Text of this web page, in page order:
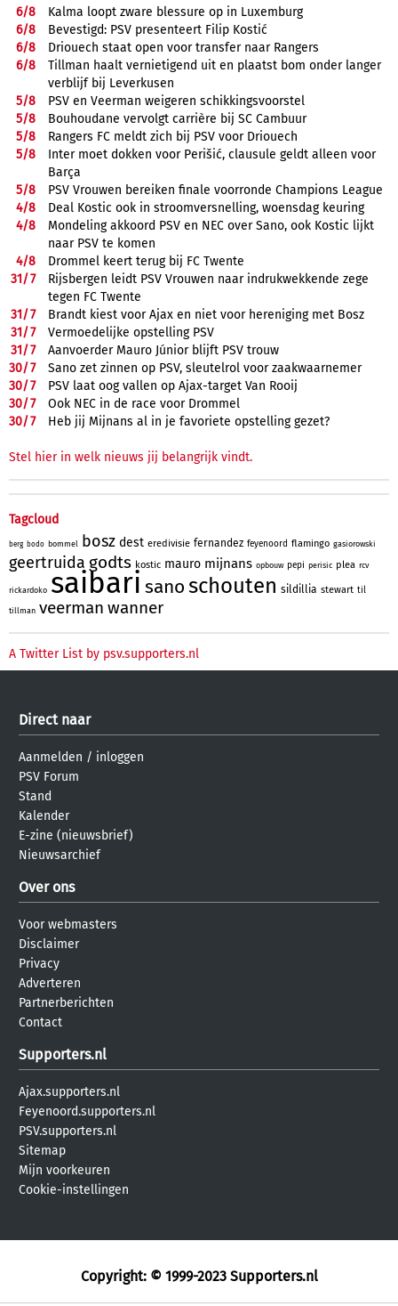
6/8
Kalma loopt zware blessure op in Luxemburg
6/8
Bevestigd: PSV presenteert Filip Kostić
6/8
Driouech staat open voor transfer naar Rangers
6/8
Tillman haalt vernietigend uit en plaatst bom onder langer
verblijf bij Leverkusen
5/8
PSV en Veerman weigeren schikkingsvoorstel
5/8
Bouhoudane vervolgt carrière bij SC Cambuur
5/8
Rangers FC meldt zich bij PSV voor Driouech
5/8
Inter moet dokken voor Perišić, clausule geldt alleen voor
Barça
5/8
PSV Vrouwen bereiken finale voorronde Champions League
4/8
Deal Kostic ook in stroomversnelling, woensdag keuring
4/8
Mondeling akkoord PSV en NEC over Sano, ook Kostic lijkt
naar PSV te komen
4/8
Drommel keert terug bij FC Twente
31/7
Rijsbergen leidt PSV Vrouwen naar indrukwekkende zege
tegen FC Twente
31/7
Brandt kiest voor Ajax en niet voor hereniging met Bosz
31/7
Vermoedelijke opstelling PSV
31/7
Aanvoerder Mauro Júnior blijft PSV trouw
30/7
Sano zet zinnen op PSV, sleutelrol voor zaakwaarnemer
30/7
PSV laat oog vallen op Ajax-target Van Rooij
30/7
Ook NEC in de race voor Drommel
30/7 Heb jij Mijnans al in je favoriete opstelling gezet?
Stel hier in welk nieuws jij belangrijk vindt.
Tagcloud
berg bodo bommel bosz dest eredivisie fernandez feyenoord flamingo gasiorowski
geertruida godts kostic mauro mijnans opbouw pepi perisic plea rcv
rickardoko saibari sanoschouten sildillia stewart til
tillman veerman wanner
A Twitter List by psv.supporters.nl
Direct naar
Aanmelden / inloggen
PSV Forum
Stand
Kalender
E-zine (nieuwsbrief)
Nieuwsarchief
Over ons
Voor webmasters
Disclaimer
Privacy
Adverteren
Partnerberichten
Contact
Supporters.nl
Ajax.supporters.nl
Feyenoord.supporters.nl
PSV.supporters.nl
Sitemap
Mijn voorkeuren
Cookie-instellingen
Copyright: © 1999-2023 Supporters.nl